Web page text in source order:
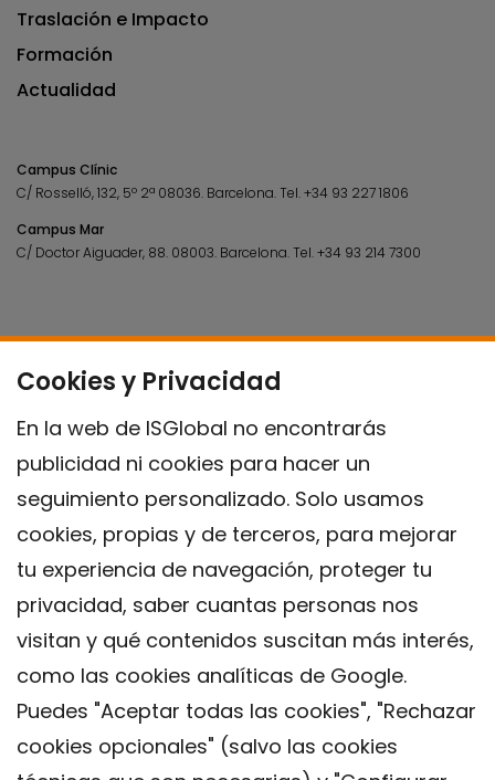
Cookies y Privacidad
En la web de ISGlobal no encontrarás
publicidad ni cookies para hacer un
seguimiento personalizado. Solo usamos
cookies, propias y de terceros, para mejorar
tu experiencia de navegación, proteger tu
privacidad, saber cuantas personas nos
visitan y qué contenidos suscitan más interés,
como las cookies analíticas de Google.
Puedes "Aceptar todas las cookies", "Rechazar
cookies opcionales" (salvo las cookies
Traslación e Impacto
Formación
Actualidad
Campus Clínic
C/ Rosselló, 132, 5º 2ª 08036. Barcelona.Tel.+34 93 227 1806
Campus Mar
C/ Doctor Aiguader, 88. 08003. Barcelona.Tel.+34 93 214 7300